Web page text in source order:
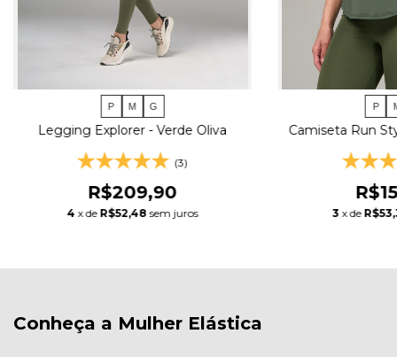
P M G
Legging Explorer - Verde Oliva
(3)
R$209,90
4 x de R$52,48 sem juros
P
Camiseta Run
3 x de
Conheça a Mulher Elástica